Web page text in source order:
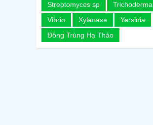
Streptomyces sp
Trichoderma
Vibrio
Xylanase
Yersinia
Đông Trùng Hạ Thảo